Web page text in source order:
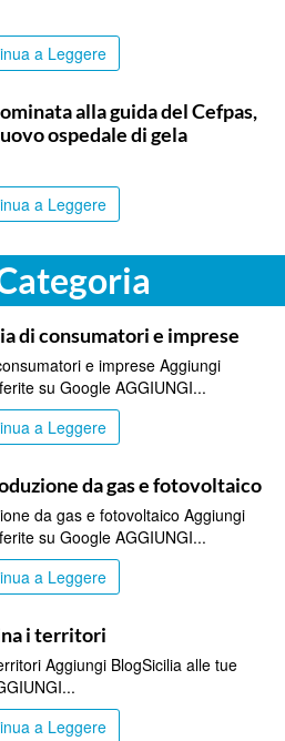
a Leggere
alla guida del Cefpas,
ospedale di gela
a Leggere
di consumatori e imprese
e imprese Aggiungi
su Google AGGIUNGI...
a Leggere
da gas e fotovoltaico
da gas e fotovoltaico Aggiungi
su Google AGGIUNGI...
a Leggere
i territori
Aggiungi BlogSicilia alle tue
a Leggere